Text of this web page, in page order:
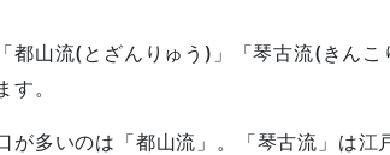
都山流(とざんりゅう)」「琴古流(きんこ
。
が多いのは「都山流」。「琴古流」は江